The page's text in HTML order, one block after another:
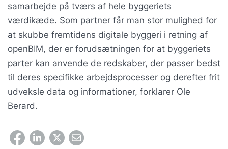
samarbejde på tværs af hele byggeriets
værdikæde. Som partner får man stor mulighed for
at skubbe fremtidens digitale byggeri i retning af
openBIM, der er forudsætningen for at byggeriets
parter kan anvende de redskaber, der passer bedst
til deres specifikke arbejdsprocesser og derefter frit
udveksle data og informationer, forklarer Ole
Berard.